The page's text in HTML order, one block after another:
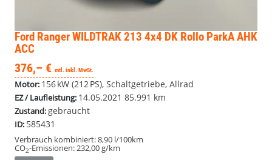
Ford RangerWILDTRAK 213 4x4 DK Rollo ParkA AHK
ACC
376,– € mtl. inkl. MwSt.
Motor: 156 kW (212 PS), Schaltgetriebe, Allrad
EZ / Laufleistung: 14.05.2021 85.991 km
Zustand:gebraucht
ID: 585431
Verbrauch kombiniert:8,90 l/100km
CO2-Emissionen:232,00 g/km